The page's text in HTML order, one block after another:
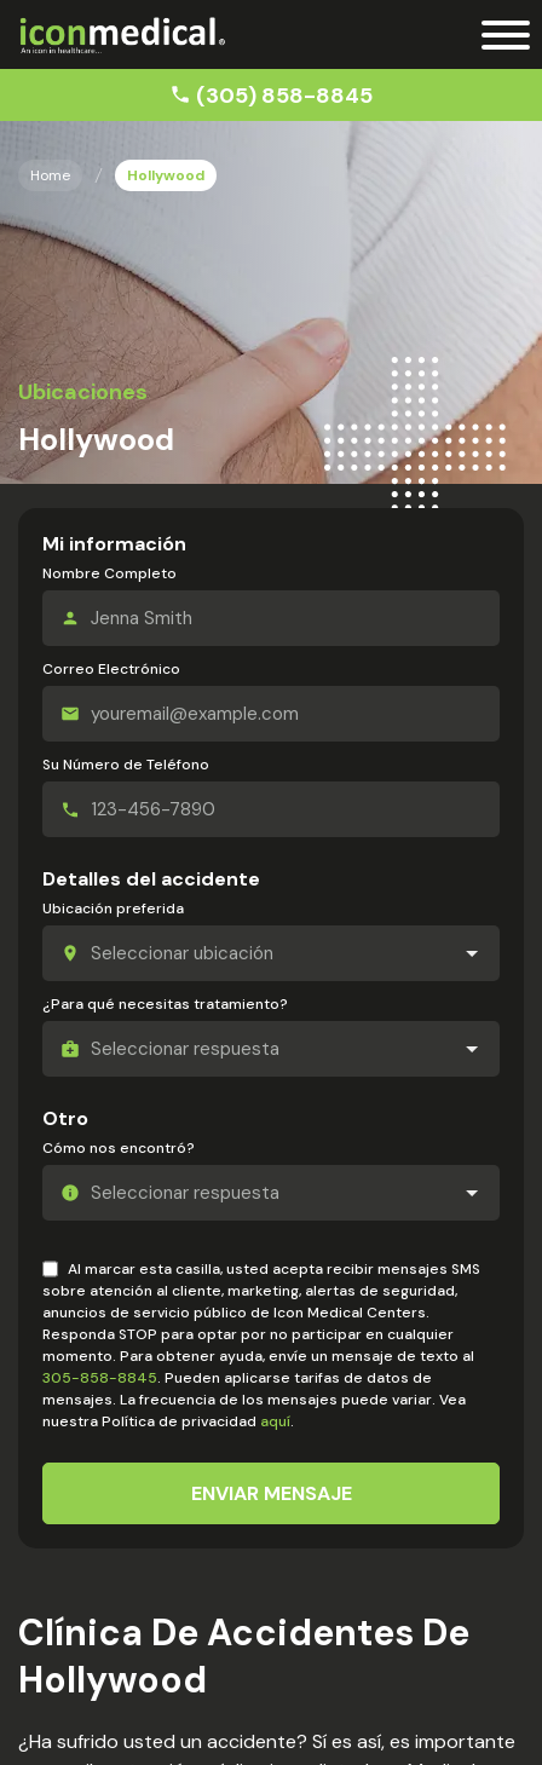
(305) 858-8845
Home Hollywood
Ubicaciones
Hollywood
Mi información
Nombre Completo
Correo Electrónico
Su Número de Teléfono
Detalles del accidente
Ubicación preferida
¿Para qué necesitas tratamiento?
Otro
Cómo nos encontró?
Al marcar esta casilla, usted acepta recibir mensajes SMS
sobre atención al cliente, marketing, alertas de seguridad,
anuncios de servicio público de Icon Medical Centers.
Responda STOP para optar por no participar en cualquier
momento. Para obtener ayuda, envíe un mensaje de texto al
305-858-8845. Pueden aplicarse tarifas de datos de
mensajes. La frecuencia de los mensajes puede variar. Vea
nuestra Política de privacidad aquí.
ENVIAR MENSAJE
Clínica De Accidentes De
Hollywood
¿Ha sufrido usted un accidente? Sí es así, es importante